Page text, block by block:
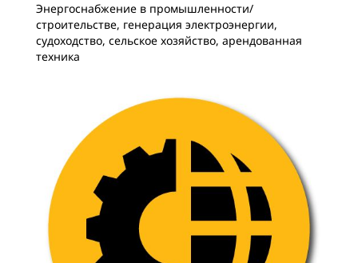
Энергоснабжение в промышленности/
строительстве, генерация электроэнергии,
судоходство, сельское хозяйство, арендованная
техника